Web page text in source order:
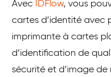
Avec IDFlow, vous
cartes d’identité avec
imprimante à cartes
d’identification de
sécurité et d’image